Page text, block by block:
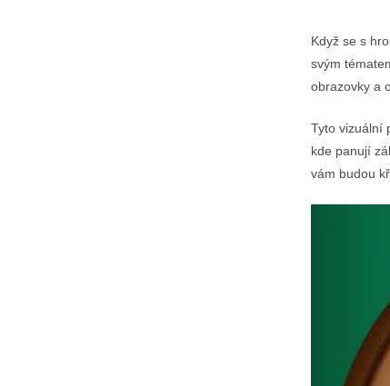
Když se s
svým
obrazovky a
Tyto vizuální
kde panují
vám budou